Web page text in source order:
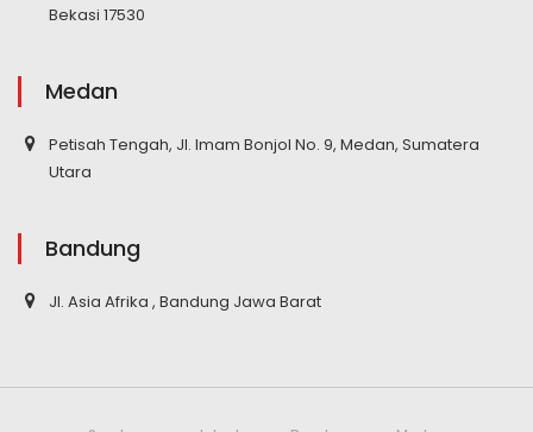
Bekasi 17530
Medan
Petisah Tengah, Jl. Imam Bonjol No. 9, Medan, Sumatera
Utara
Bandung
Jl. Asia Afrika , Bandung Jawa Barat